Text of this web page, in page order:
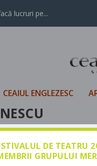
lucruri pe...
CEAIUL ENGLEZESC
DE TEATRU
GRUPULUI